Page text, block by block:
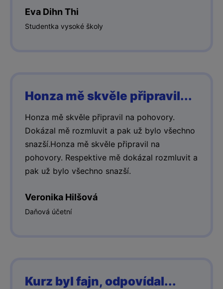
Eva Dihn Thi
Studentka vysoké školy
Honza mě skvěle připravil...
Honza mě skvěle připravil na pohovory.
Dokázal mě rozmluvit a pak už bylo všechno
snazší.Honza mě skvěle připravil na
pohovory. Respektive mě dokázal rozmluvit a
pak už bylo všechno snazší.
Veronika Hilšová
Daňová účetní
Kurz byl fajn, odpovídal...